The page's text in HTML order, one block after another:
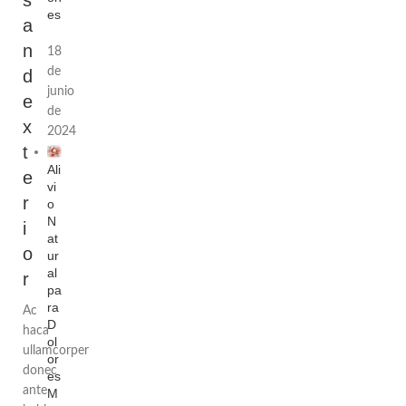
a
n
d
e
x
t
e
r
i
o
r
Ac
haca
ullamcorper
donec
ante
es
18
de
junio
de
2024
Ali
vi
o
N
at
ur
al
pa
ra
D
ol
or
es
M